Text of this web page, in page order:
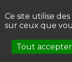
Ce site utilise
sur ceux que
Tout accepter